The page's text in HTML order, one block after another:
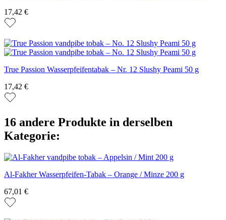
17,42 €
True Passion Wasserpfeifentabak – Nr. 12 Slushy Peami 50 g
17,42 €
16 andere Produkte in derselben
Kategorie:
Al-Fakher Wasserpfeifen-Tabak – Orange / Minze 200 g
67,01 €